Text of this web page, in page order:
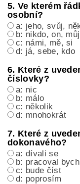
5. Ve kterém
osobní?
a: jeho, svůj,
b: nikdo, on, můj
c: námi, mě, si
d: já, sebe, kdo
6. Které z
číslovky?
a: nic
b: málo
c: několik
d: mnohokrát
7. Které z
dokonavého?
a: dívali se
b: pracoval bych
c: bude číst
d: poprosím